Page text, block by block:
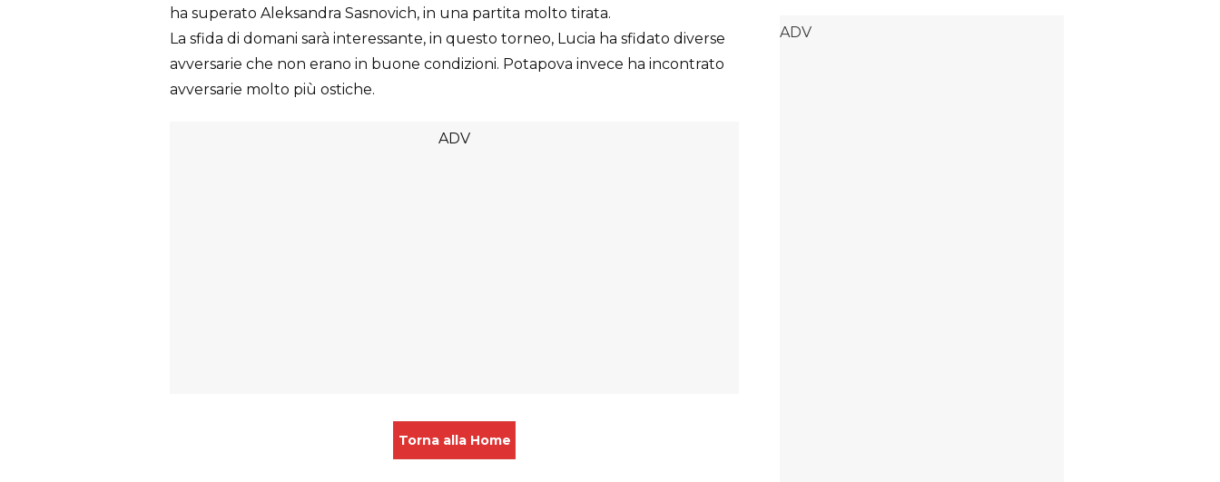
ha superato Aleksandra Sasnovich, in una partita molto tirata.
La sfida di domani sarà interessante, in questo torneo, Lucia ha sfidato diverse
avversarie che non erano in buone condizioni. Potapova invece ha incontrato
avversarie molto più ostiche.
Torna alla Home